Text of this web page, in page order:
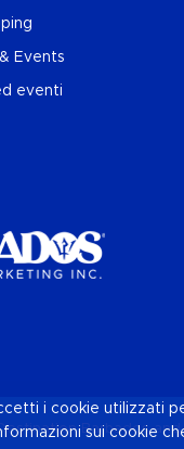
Events
eventi
Barbadosand
i cookie utilizzati
sui cookie